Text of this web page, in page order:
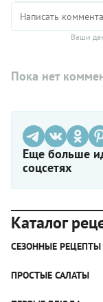
Ваши
Пока нет
Еще больше
соцсетях
Каталог
СЕЗОННЫЕ РЕЦЕПТЫ
Рецепты из капусты
ПРОСТЫЕ САЛАТЫ